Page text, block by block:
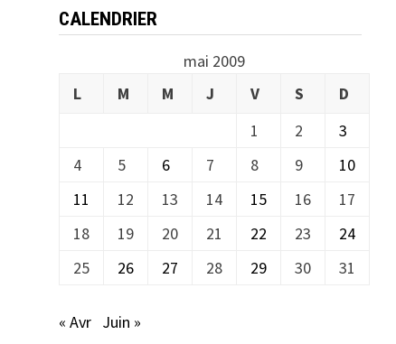
CALENDRIER
mai 2009
L
M M J V S
D
1
2
3
4
5 6 7 8 9
10
11
12 13 14 15 16
17
18
19 20 21 22 23
24
25
26 27 28 29 30 31
« Avr Juin »